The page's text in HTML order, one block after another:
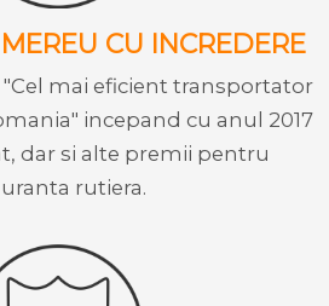
CU INCREDERE
mai eficient transportator
incepand cu anul 2017
dar si alte premii pentru
rutiera.